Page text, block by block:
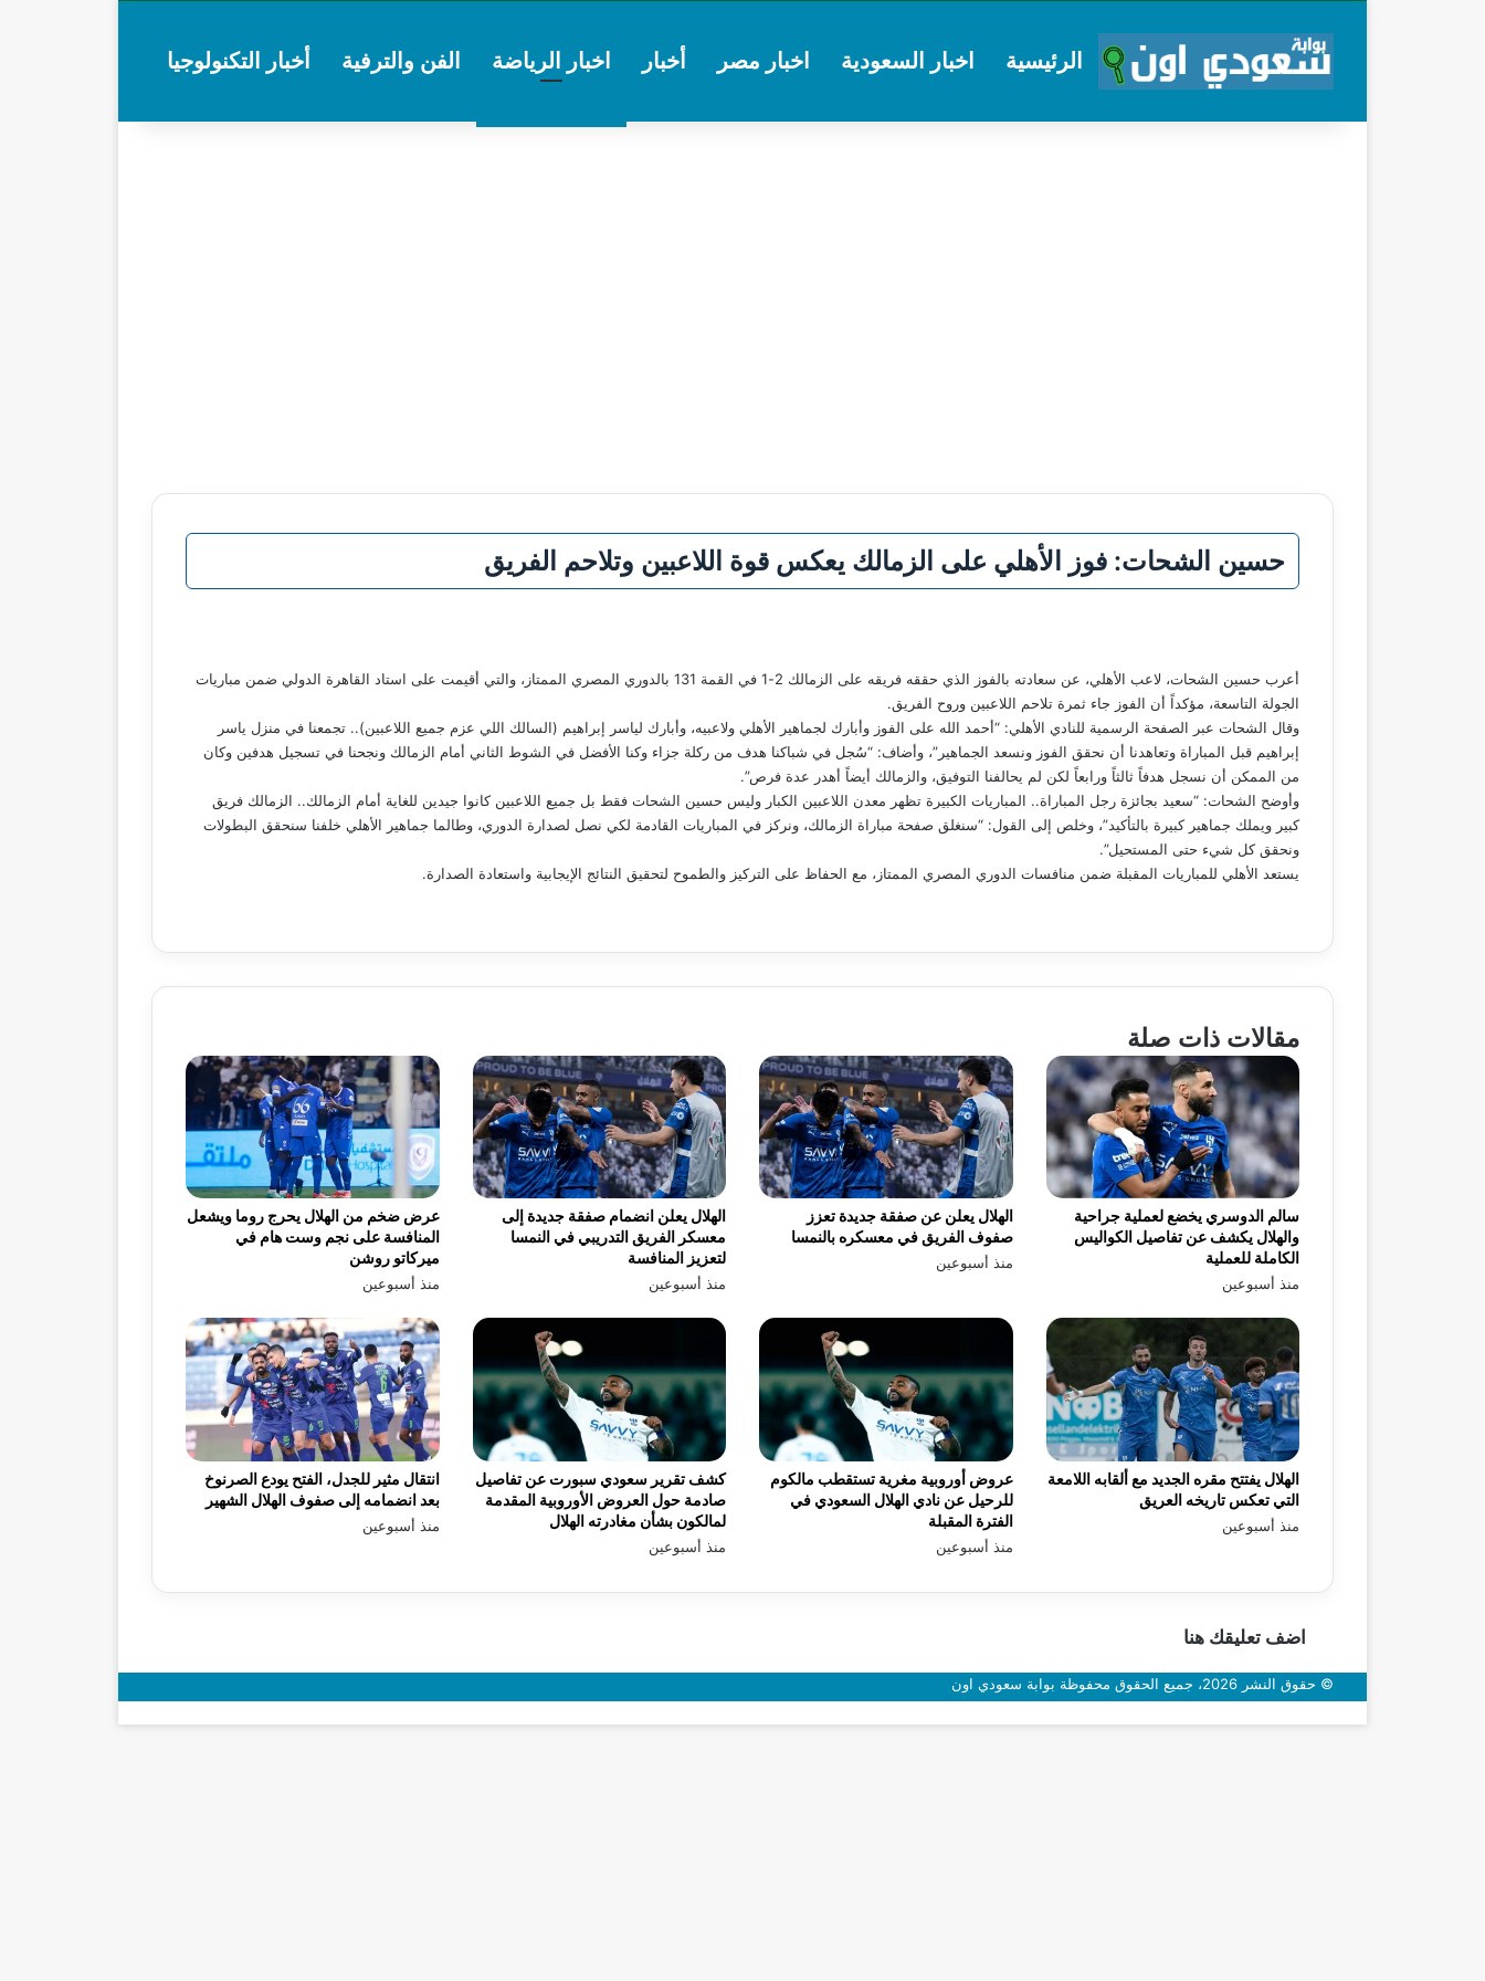
الرئيسية اخبار السعودية اخبار مصر أخبار اخبار الرياضة الفن والترفية أخبار التكنولوجيا
حسين الشحات: فوز الأهلي على الزمالك يعكس قوة اللاعبين وتلاحم الفريق
أعرب حسين الشحات، لاعب الأهلي، عن سعادته بالفوز الذي حققه فريقه على الزمالك 2-1 في القمة 131 بالدوري المصري الممتاز، والتي أقيمت على استاد القاهرة الدولي ضمن مباريات
الجولة التاسعة، مؤكداً أن الفوز جاء ثمرة تلاحم اللاعبين وروح الفريق.
وقال الشحات عبر الصفحة الرسمية للنادي الأهلي: “أحمد الله على الفوز وأبارك لجماهير الأهلي ولاعبيه، وأبارك لياسر إبراهيم (السالك اللي عزم جميع اللاعبين).. تجمعنا في منزل ياسر
إبراهيم قبل المباراة وتعاهدنا أن نحقق الفوز ونسعد الجماهير”، وأضاف: “سُجل في شباكنا هدف من ركلة جزاء وكنا الأفضل في الشوط الثاني أمام الزمالك ونجحنا في تسجيل هدفين وكان
من الممكن أن نسجل هدفاً ثالثاً ورابعاً لكن لم يحالفنا التوفيق، والزمالك أيضاً أهدر عدة فرص”.
وأوضح الشحات: “سعيد بجائزة رجل المباراة.. المباريات الكبيرة تظهر معدن اللاعبين الكبار وليس حسين الشحات فقط بل جميع اللاعبين كانوا جيدين للغاية أمام الزمالك.. الزمالك فريق
كبير ويملك جماهير كبيرة بالتأكيد”، وخلص إلى القول: “سنغلق صفحة مباراة الزمالك، ونركز في المباريات القادمة لكي نصل لصدارة الدوري، وطالما جماهير الأهلي خلفنا سنحقق البطولات
ونحقق كل شيء حتى المستحيل”.
يستعد الأهلي للمباريات المقبلة ضمن منافسات الدوري المصري الممتاز، مع الحفاظ على التركيز والطموح لتحقيق النتائج الإيجابية واستعادة الصدارة.
مقالات ذات صلة
عرض ضخم من الهلال يحرج روما ويشعل
المنافسة على نجم وست هام في
ميركاتو روشن
منذ أسبوعين
الهلال يعلن انضمام صفقة جديدة إلى
معسكر الفريق التدريبي في النمسا
لتعزيز المنافسة
منذ أسبوعين
الهلال يعلن عن صفقة جديدة تعزز
صفوف الفريق في معسكره بالنمسا
منذ أسبوعين
سالم الدوسري يخضع لعملية جراحية
والهلال يكشف عن تفاصيل الكواليس
الكاملة للعملية
منذ أسبوعين
انتقال مثير للجدل، الفتح يودع الصرنوخ
بعد انضمامه إلى صفوف الهلال الشهير
منذ أسبوعين
كشف تقرير سعودي سبورت عن تفاصيل
صادمة حول العروض الأوروبية المقدمة
لمالكون بشأن مغادرته الهلال
منذ أسبوعين
عروض أوروبية مغرية تستقطب مالكوم
للرحيل عن نادي الهلال السعودي في
الفترة المقبلة
منذ أسبوعين
الهلال يفتتح مقره الجديد مع ألقابه اللامعة
التي تعكس تاريخه العريق
منذ أسبوعين
اضف تعليقك هنا
© حقوق النشر 2026، جميع الحقوق محفوظة بوابة سعودي اون